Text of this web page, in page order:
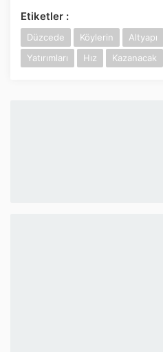
Etiketler :
Düzcede Köylerin Altyapı
Yatırımları
Hız Kazanacak